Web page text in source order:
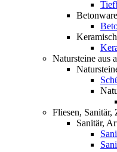
Natursteine aus
Fliesen, Sanitär,
Sanitär,